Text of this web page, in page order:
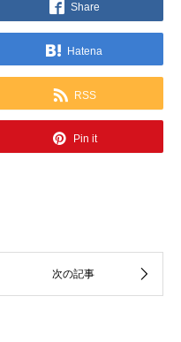
Share
Hatena
RSS
Pin it